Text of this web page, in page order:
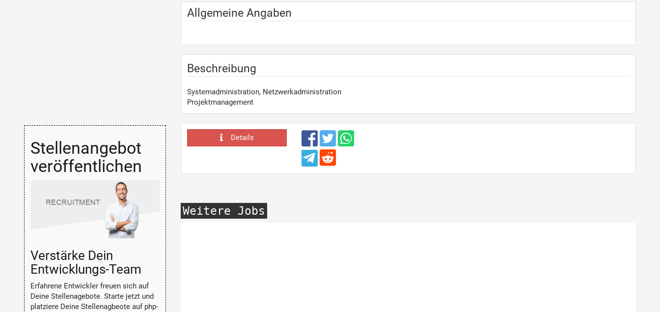
Allgemeine Angaben
Beschreibung
Systemadministration, Netzwerkadministration
Projektmanagement
Details
Weitere Jobs
Stellenangebot
veröffentlichen
Verstärke Dein
Entwicklungs-Team
Erfahrene Entwickler freuen sich auf
Deine Stellenagebote. Starte jetzt und
platziere Deine Stellenagbeote auf php-